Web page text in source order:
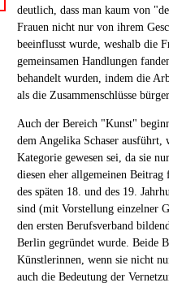
deutlich, dass man kaum von
Frauen nicht nur von ihrem
beeinflusst wurde, weshalb die
gemeinsamen Handlungen
behandelt wurden, indem die
als die Zusammenschlüsse
Auch der Bereich "Kunst"
dem Angelika Schaser ausführt,
Kategorie gewesen sei, da sie
diesen eher allgemeinen
des späten 18. und des 19.
sind (mit Vorstellung einzelner
den ersten Berufsverband
Berlin gegründet wurde. Beide
Künstlerinnen, wenn sie nicht
auch die Bedeutung der